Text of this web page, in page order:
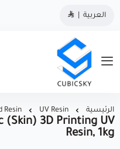
العربية
مؤسسة كيوبك سكاي
الرئيسية UV Resin
Resin
(Skin) 3D Printing UV
Resin, 1kg